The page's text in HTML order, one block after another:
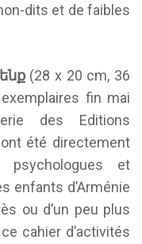
dits et de faibles
(28 x 20 cm, 36
fin mai
des Editions
été directement
et
enfants d’Arménie
ou d’un peu plus
cahier d’activités